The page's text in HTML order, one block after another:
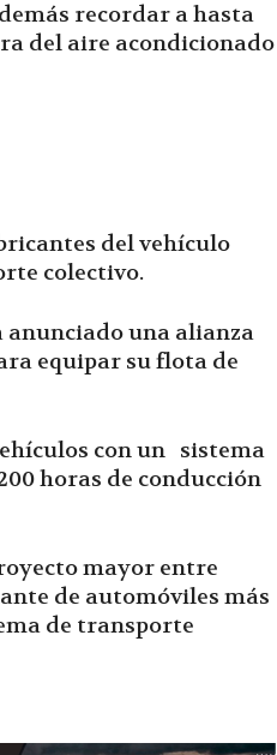
recordar a hasta
del aire acondicionado
del vehículo
colectivo.
anunciado una alianza
equipar su flota de
con un sistema
horas de conducción
mayor entre
de automóviles más
de transporte